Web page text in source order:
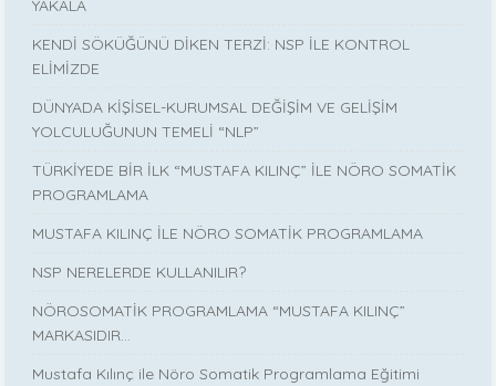
YAKALA
KENDİ SÖKÜĞÜNÜ DİKEN TERZİ: NSP İLE KONTROL
ELİMİZDE
DÜNYADA KİŞİSEL-KURUMSAL DEĞİŞİM VE GELİŞİM
YOLCULUĞUNUN TEMELİ “NLP”
TÜRKİYEDE BİR İLK “MUSTAFA KILINÇ” İLE NÖRO SOMATİK
PROGRAMLAMA
MUSTAFA KILINÇ İLE NÖRO SOMATİK PROGRAMLAMA
NSP NERELERDE KULLANILIR?
NÖROSOMATİK PROGRAMLAMA “MUSTAFA KILINÇ”
MARKASIDIR…
Mustafa Kılınç ile Nöro Somatik Programlama Eğitimi